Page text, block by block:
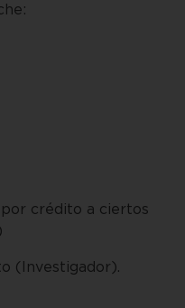
por crédito a ciertos
(Investigador).